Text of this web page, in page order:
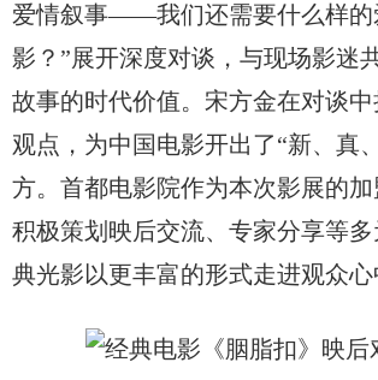
爱情叙事——我们还需要什么样的
影？”展开深度对谈，与现场影迷
故事的时代价值。宋方金在对谈中
观点，为中国电影开出了“新、真
方。首都电影院作为本次影展的加
积极策划映后交流、专家分享等
典光影以更丰富的形式走进观众心